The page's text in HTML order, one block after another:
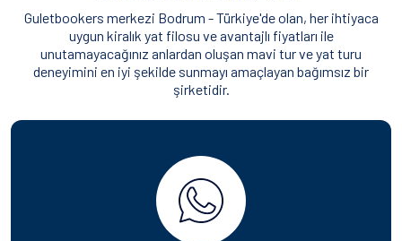
Guletbookers merkezi Bodrum - Türkiye'de olan, her ihtiyaca
uygun kiralık yat filosu ve avantajlı fiyatları ile
unutamayacağınız anlardan oluşan mavi tur ve yat turu
deneyimini en iyi şekilde sunmayı amaçlayan bağımsız bir
şirketidir.